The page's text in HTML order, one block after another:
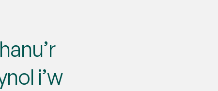
i’w